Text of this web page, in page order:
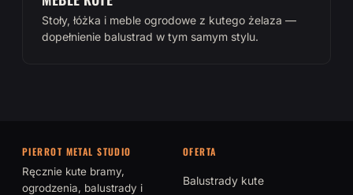
Stoły, łóżka i meble ogrodowe z kutego żelaza —
dopełnienie balustrad w tym samym stylu.
PIERROT METAL STUDIO
Ręcznie kute bramy,
ogrodzenia, balustrady i
OFERTA
Balustrady kute